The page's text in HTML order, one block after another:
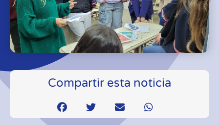
Compartir esta noticia